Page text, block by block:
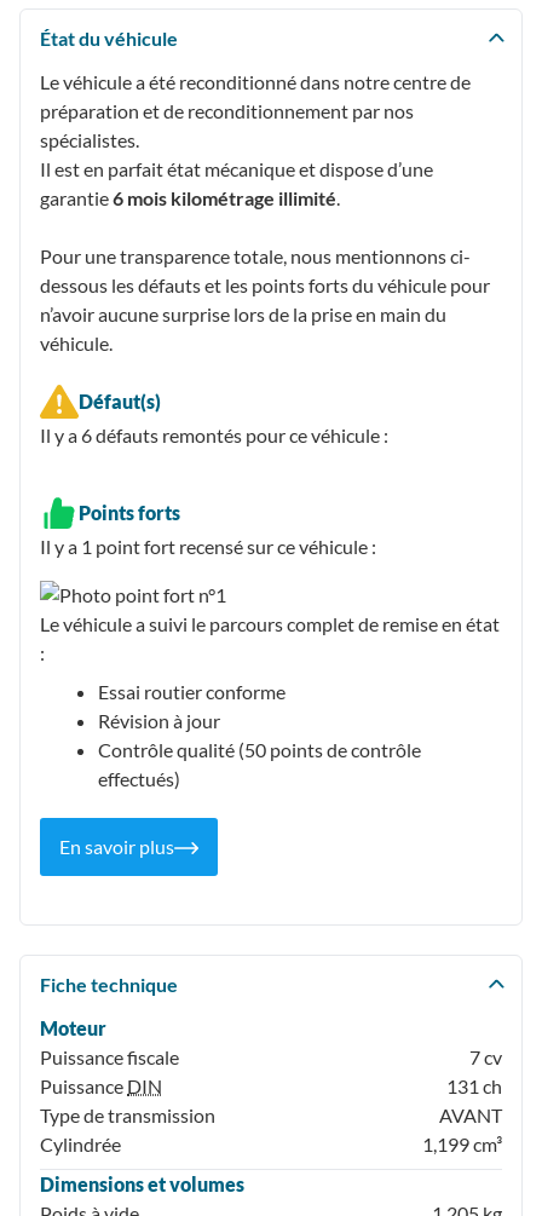
État du véhicule
Le véhicule a été reconditionné dans notre centre de
préparation et de reconditionnement par nos
spécialistes.
Il est en parfait état mécanique et dispose d’une
garantie6 mois kilométrage illimité.
Pour une transparence totale, nous mentionnons ci-
dessous les défauts et les points forts du véhicule pour
n’avoir aucune surprise lors de la prise en main du
véhicule.
Défaut(s)
Il y a 6défauts remontés pour ce véhicule :
Points forts
Il y a 1 point fort recensésur ce véhicule :
Le véhicule a suivi le parcours complet de remise en état
:
Essai routier conforme
Révision à jour
Contrôle qualité (50 points de contrôle
effectués)
En savoir plus
Fiche technique
Moteur
Puissance fiscale
7 cv
Puissance DIN
131 ch
Type de transmission
AVANT
Cylindrée
1,199 cm³
Dimensions et volumes